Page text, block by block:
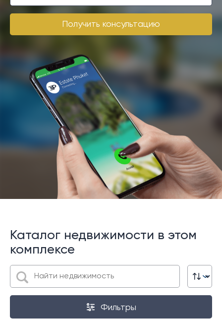
Получить консультацию
Каталог недвижимости в этом
комплексе
Фильтры